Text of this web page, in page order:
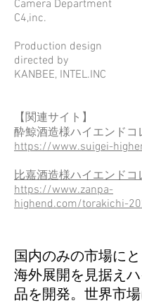
Camera Department
C4,inc.
Production design
directed by
KANBEE, INTEL.INC
【関連サイト】
酔鯨酒造様ハイエンドコ
https://www.suigei-
比嘉酒造様ハイエンドコ
https://www.zanpa-
highend.com/torakichi-
国内のみの市場にと
海外展開を見据え
品を開発。 世界市